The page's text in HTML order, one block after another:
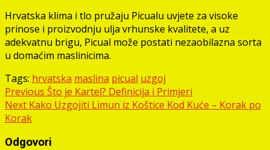
Hrvatska klima i tlo pružaju Picualu uvjete za visoke
prinose i proizvodnju ulja vrhunske kvalitete, a uz
adekvatnu brigu, Picual može postati nezaobilazna sorta
u domaćim maslinicima.
Tags: hrvatska maslina picual uzgoj
Post
navigation
Previous Što je Kartel? Definicija i Primjeri
Next Kako Uzgojiti Limun iz Koštice Kod Kuće – Korak po
Korak
Odgovori